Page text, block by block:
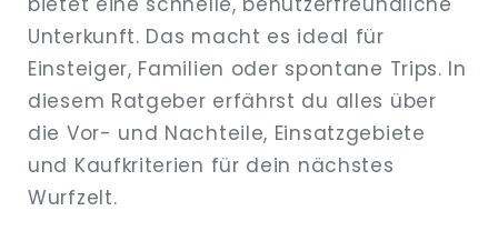
Unterkunft. Das macht es ideal für
Einsteiger, Familien oder spontane Trips. In
diesem Ratgeber erfährst du alles über
die Vor- und Nachteile, Einsatzgebiete
und Kaufkriterien für dein nächstes
Wurfzelt.